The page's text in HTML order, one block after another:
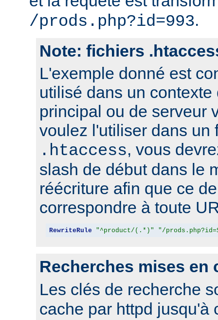
/prods.php?id=993.
Note: fichiers
L'exemple donné est
utilisé dans un contexte
principal ou de serveur
voulez l'utiliser dans un
.htaccess, vous
slash de début dans le
réécriture afin que ce
correspondre à toute
RewriteRule "^product/(.*)" "/
Recherches mises en
Les clés de recherche
cache par httpd jusqu'à